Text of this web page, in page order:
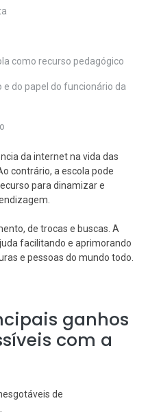
como recurso pedagógico
do papel do funcionário da
da internet na vida das
contrário, a escola pode
para dinamizar e
de trocas e buscas. A
facilitando e aprimorando
e pessoas do mundo todo.
ganhos
com a
de